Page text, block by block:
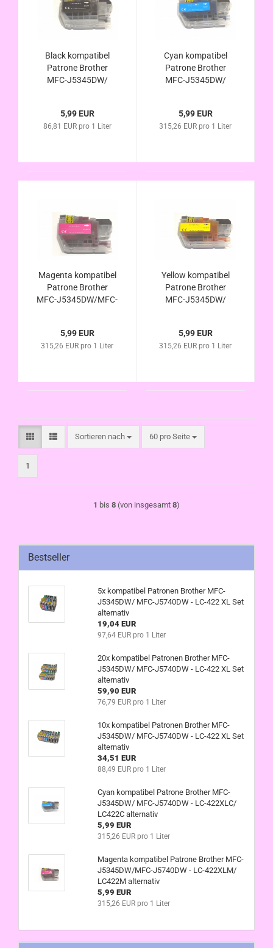
Black kompatibel
Patrone Brother
MFC-J5345DW/
alternativ
5,99 EUR
86,81 EUR pro 1 Liter
Cyan kompatibel
Patrone Brother
MFC-J5345DW/
alternativ
5,99 EUR
315,26 EUR pro 1 Liter
Magenta kompatibel
Patrone Brother
MFC-J5345DW/MFC-
alternativ
5,99 EUR
315,26 EUR pro 1 Liter
Yellow kompatibel
Patrone Brother
MFC-J5345DW/
alternativ
5,99 EUR
315,26 EUR pro 1 Liter
Sortieren nach
Sortieren nach 60 pro Seite
pro Seite
1
1 bis 8 (von insgesamt 8)
Bestseller
5x kompatibel Patronen Brother MFC-
J5345DW/ MFC-J5740DW - LC-422 XL Set
alternativ
19,04 EUR
97,64 EUR pro 1 Liter
20x kompatibel Patronen Brother MFC-
J5345DW/ MFC-J5740DW - LC-422 XL Set
alternativ
59,90 EUR
76,79 EUR pro 1 Liter
10x kompatibel Patronen Brother MFC-
J5345DW/ MFC-J5740DW - LC-422 XL Set
alternativ
34,51 EUR
88,49 EUR pro 1 Liter
Cyan kompatibel Patrone Brother MFC-
J5345DW/ MFC-J5740DW - LC-422XLC/
LC422C alternativ
5,99 EUR
315,26 EUR pro 1 Liter
Magenta kompatibel Patrone Brother MFC-
J5345DW/MFC-J5740DW - LC-422XLM/
LC422M alternativ
5,99 EUR
315,26 EUR pro 1 Liter